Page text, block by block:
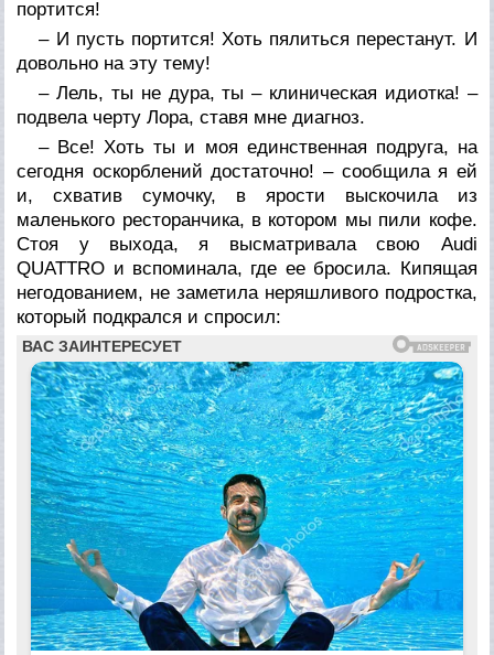
портится!
– И пусть портится! Хоть пялиться перестанут. И
довольно на эту тему!
– Лель, ты не дура, ты – клиническая идиотка! –
подвела черту Лора, ставя мне диагноз.
– Все! Хоть ты и моя единственная подруга, на
сегодня оскорблений достаточно! – сообщила я ей
и, схватив сумочку, в ярости выскочила из
маленького ресторанчика, в котором мы пили кофе.
Стоя у выхода, я высматривала свою Audi
QUATTRO и вспоминала, где ее бросила. Кипящая
негодованием, не заметила неряшливого подростка,
который подкрался и спросил: